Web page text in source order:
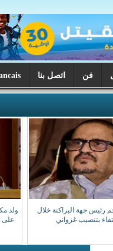
فن اتصل بنا
رئيس جهة البراكنة خلال
بتنصيب غزواني
ولد
على 26 قانونا ووجهنا 28 سؤالا للوزراء